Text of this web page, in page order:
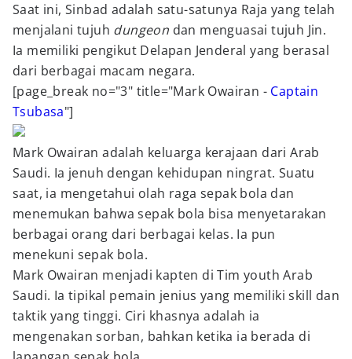
Saat ini, Sinbad adalah satu-satunya Raja yang telah
menjalani tujuh dungeon dan menguasai tujuh Jin.
Ia memiliki pengikut Delapan Jenderal yang berasal
dari berbagai macam negara.
[page_break no="3" title="Mark Owairan - Captain
Tsubasa"]
Mark Owairan adalah keluarga kerajaan dari Arab
Saudi. Ia jenuh dengan kehidupan ningrat. Suatu
saat, ia mengetahui olah raga sepak bola dan
menemukan bahwa sepak bola bisa menyetarakan
berbagai orang dari berbagai kelas. Ia pun
menekuni sepak bola.
Mark Owairan menjadi kapten di Tim youth Arab
Saudi. Ia tipikal pemain jenius yang memiliki skill dan
taktik yang tinggi. Ciri khasnya adalah ia
mengenakan sorban, bahkan ketika ia berada di